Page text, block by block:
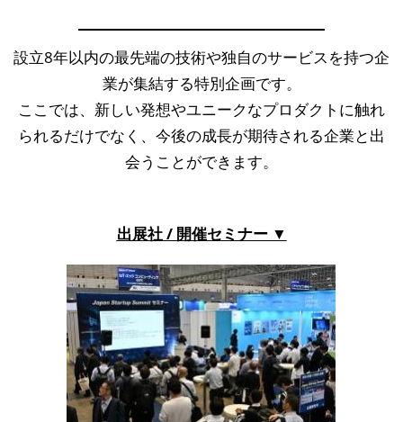
設立8年以内の最先端の技術や独自のサービスを持つ企
業が集結する特別企画です。
ここでは、新しい発想やユニークなプロダクトに触れ
られるだけでなく、今後の成長が期待される企業と出
会うことができます。
出展社 / 開催セミナー ▼